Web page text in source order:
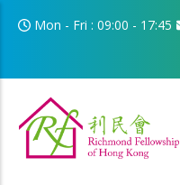
Skip to main
Mon - Fri : 09:00 - 17:45